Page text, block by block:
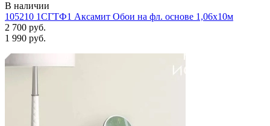
В наличии
105210 1СГТФ1 Аксамит Обои на фл. основе 1,06х10м
2 700 руб.
1 990 руб.